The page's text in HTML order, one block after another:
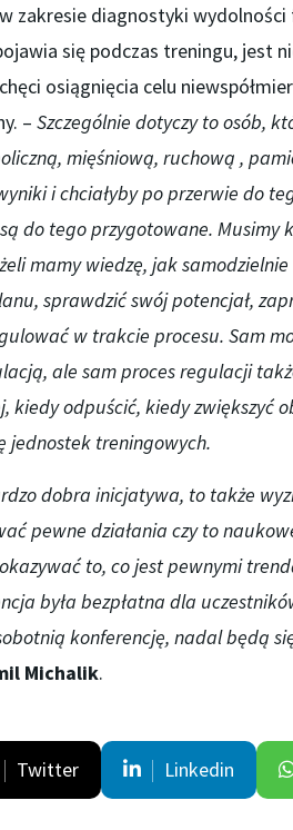
zakresie diagnostyki wydolności
się podczas treningu, jest
osiągnięcia celu
– Szczególnie dotyczy to osób,
mięśniową, ruchową ,
i chciałyby po przerwie do
do tegoprzygotowane. Musimy
mamy wiedzę, jak
sprawdzić swój potencjał,
w trakcie procesu. Sam
ale sam proces regulacji
kiedy odpuścić, kiedy zwiększyć
jednostek treningowych.
dobra inicjatywa, to także
pewne działania czy to
to, co jest pewnymi
była bezpłatna dla
konferencję, nadalbędą
Michalik.
Twitter Linkedin